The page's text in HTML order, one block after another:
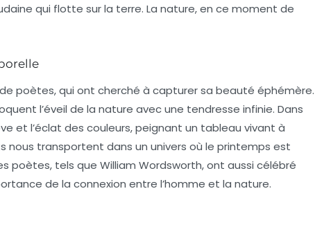
qui flotte sur la terre. La nature, en ce moment de
poètes, qui ont cherché à capturer sa beauté éphémère.
l’éveil de la nature avec une tendresse infinie. Dans
et l’éclat des couleurs, peignant un tableau vivant à
nous transportent dans un univers où le printemps est
poètes, tels que William Wordsworth, ont aussi célébré
de la connexion entre l’homme et la nature.